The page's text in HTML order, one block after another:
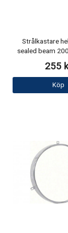
Strålkastare
sealed beam
255
Köp